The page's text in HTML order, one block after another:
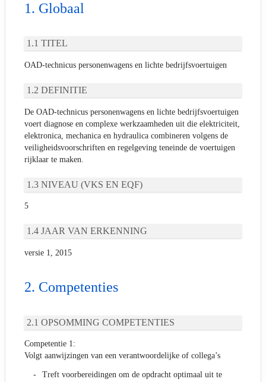
Globaal
TITEL
OAD-technicus personenwagens en lichte bedrijfsvoertuigen
DEFINITIE
De OAD-technicus personenwagens en lichte bedrijfsvoertuigen
voert diagnose en complexe werkzaamheden uit die elektriciteit,
elektronica, mechanica en hydraulica combineren volgens de
veiligheidsvoorschriften en regelgeving teneinde de voertuigen
rijklaar te maken.
NIVEAU (VKS EN EQF)
5
JAAR VAN ERKENNING
versie 1, 2015
Competenties
OPSOMMING COMPETENTIES
Competentie 1:
Volgt aanwijzingen van een verantwoordelijke of collega’s
Treft voorbereidingen om de opdracht optimaal uit te